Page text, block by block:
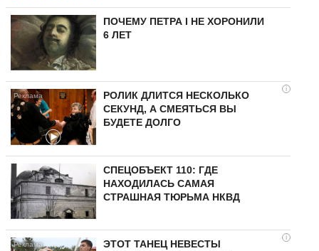
ПОЧЕМУ ПЕТРА I НЕ ХОРОНИЛИ
6 ЛЕТ
i
РОЛИК ДЛИТСЯ НЕСКОЛЬКО
СЕКУНД, А СМЕЯТЬСЯ ВЫ
БУДЕТЕ ДОЛГО
СПЕЦОБЪЕКТ 110: ГДЕ
НАХОДИЛАСЬ САМАЯ
СТРАШНАЯ ТЮРЬМА НКВД
i
ЭТОТ ТАНЕЦ НЕВЕСТЫ